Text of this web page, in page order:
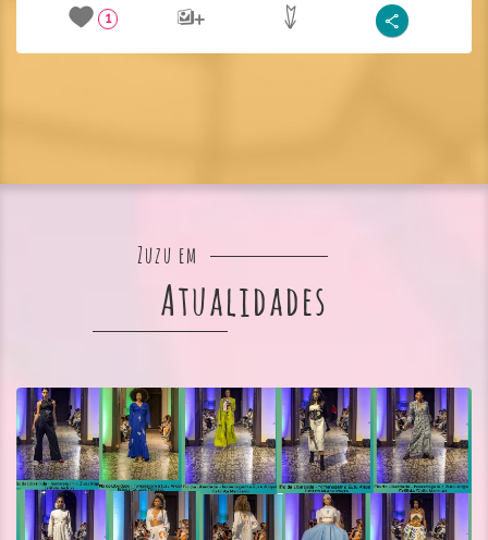
1
Zuzu em
Atualidades